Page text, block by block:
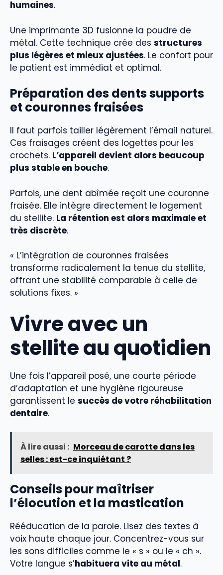
humaines.
Une imprimante 3D fusionne la poudre de
métal. Cette technique crée des structures
plus légères et mieux ajustées. Le confort pour
le patient est immédiat et optimal.
Préparation des dents supports
et couronnes fraisées
Il faut parfois tailler légèrement l’émail naturel.
Ces fraisages créent des logettes pour les
crochets. L’appareil devient alors beaucoup
plus stable en bouche.
Parfois, une dent abîmée reçoit une couronne
fraisée. Elle intègre directement le logement
du stellite. La rétention est alors maximale et
très discrète.
« L’intégration de couronnes fraisées
transforme radicalement la tenue du stellite,
offrant une stabilité comparable à celle de
solutions fixes. »
Vivre avec un
stellite au quotidien
Une fois l’appareil posé, une courte période
d’adaptation et une hygiène rigoureuse
garantissent le succès de votre réhabilitation
dentaire.
À lire aussi : Morceau de carotte dans les
selles : est-ce inquiétant ?
Conseils pour maîtriser
l’élocution et la mastication
Rééducation de la parole. Lisez des textes à
voix haute chaque jour. Concentrez-vous sur
les sons difficiles comme le « s » ou le « ch ».
Votre langue s’habituera vite au métal.